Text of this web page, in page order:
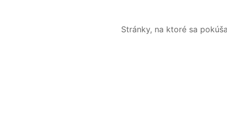
Stránky, na ktoré sa